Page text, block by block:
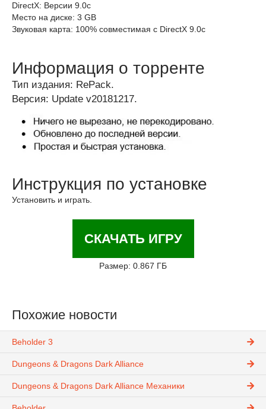
DirectX: Версии 9.0c
Место на диске: 3 GB
Звуковая карта: 100% совместимая с DirectX 9.0c
Информация о торренте
Тип издания: RePack.
Версия: Update v20181217.
Инструкция по установке
Установить и играть.
СКАЧАТЬ ИГРУ
Размер: 0.867 ГБ
Похожие новости
Beholder 3
Dungeons & Dragons Dark Alliance
Dungeons & Dragons Dark Alliance Механики